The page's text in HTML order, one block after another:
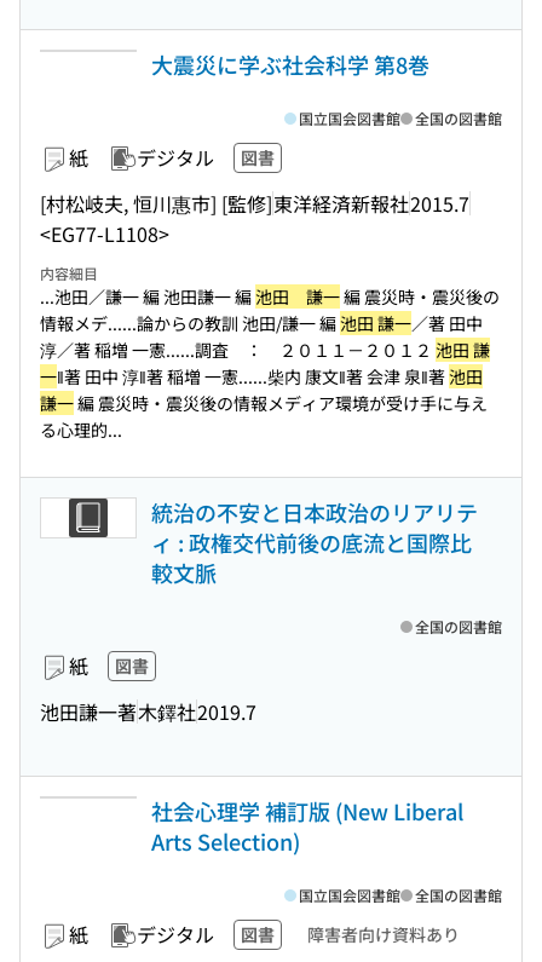
大震災に学ぶ社会科学 第8巻
紙 デジタル 図書
[村松岐夫, 恒川惠市] [監修]東洋経済新報社2015.7
<EG77-L1108>
国立国会図書館 全国の図書館
内容細目
...池田／謙一 編 池田謙一 編池田 謙一編 震災時・震災後の
情報メデ......論からの教訓 池田/謙一 編池田 謙一／著 田中
淳／著 稲増 一憲......調査 ： ２０１１－２０１２ 池田 謙
一‖著 田中 淳‖著 稲増 一憲......柴内 康文‖著 会津 泉‖著池田
謙一編 震災時・震災後の情報メディア環境が受け手に与え
る心理的...
統治の不安と日本政治のリアリテ
ィ : 政権交代前後の底流と国際比
較文脈
紙 図書
池田謙一著木鐸社2019.7
全国の図書館
社会心理学 補訂版 (New Liberal
Arts Selection)
紙 デジタル 図書 障害者向け資料あり
国立国会図書館 全国の図書館